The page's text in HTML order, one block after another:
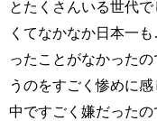
とたくさんいる世代
くてなかなか日本一
ったことがなかった
うのをすごく惨めに
中ですごく嫌だった